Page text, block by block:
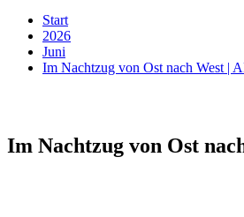
Start
2026
Juni
Im Nachtzug von Ost nach West |
Im Nachtzug von Ost